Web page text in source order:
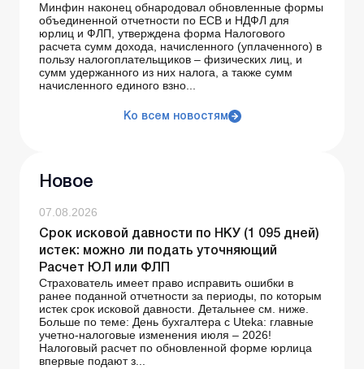
Минфин наконец обнародовал обновленные формы
объединенной отчетности по ЕСВ и НДФЛ для
юрлиц и ФЛП, утверждена форма Налогового
расчета сумм дохода, начисленного (уплаченного) в
пользу налогоплательщиков – физических лиц, и
сумм удержанного из них налога, а также сумм
начисленного единого взно...
Ко всем новостям
Новое
07.08.2026
Срок исковой давности по НКУ (1 095 дней)
истек: можно ли подать уточняющий
Расчет ЮЛ или ФЛП
Страхователь имеет право исправить ошибки в
ранее поданной отчетности за периоды, по которым
истек срок исковой давности. Детальнее см. ниже.
Больше по теме: День бухгалтера с Uteka: главные
учетно-налоговые изменения июля – 2026!
Налоговый расчет по обновленной форме юрлица
впервые подают з...